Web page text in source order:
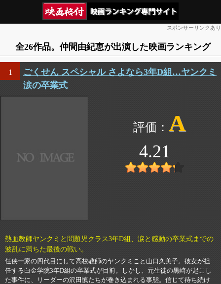
スポンサーリンクあり
全26作品。仲間由紀恵が出演した映画ランキング
1
ごくせん スペシャル さよなら3年D組…ヤンクミ
涙の卒業式
A
4.21
熱血教師ヤンクミと問題児クラス3年D組、涙と感動の卒業式までの
波乱に満ちた最後の戦い。
任侠一家の四代目にして高校教師のヤンクミこと山口久美子。彼女が担
任する白金学院3年D組の卒業式が目前。しかし、元生徒の黒崎が起こし
た事件に、リーダーの沢田慎たちが巻き込まれる事態。信じて待ち続け